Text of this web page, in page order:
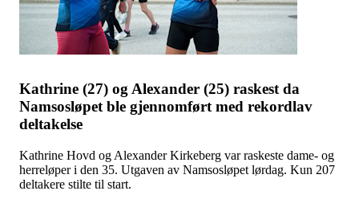
Kathrine (27) og Alexander (25) raskest da
Namsosløpet ble gjennomført med rekordlav
deltakelse
Kathrine Hovd og Alexander Kirkeberg var raskeste dame- og
herreløper i den 35. Utgaven av Namsosløpet lørdag. Kun 207
deltakere stilte til start.